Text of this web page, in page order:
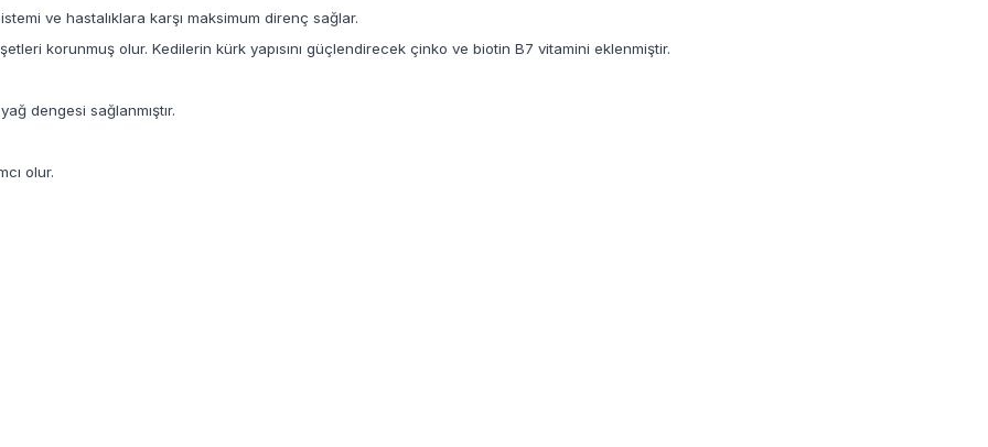
ve hastalıklara karşı maksimum direnç sağlar.
korunmuş olur. Kedilerin kürk yapısını güçlendirecek çinko ve biotin B7 vitamini eklenmiştir.
dengesi sağlanmıştır.
olur.